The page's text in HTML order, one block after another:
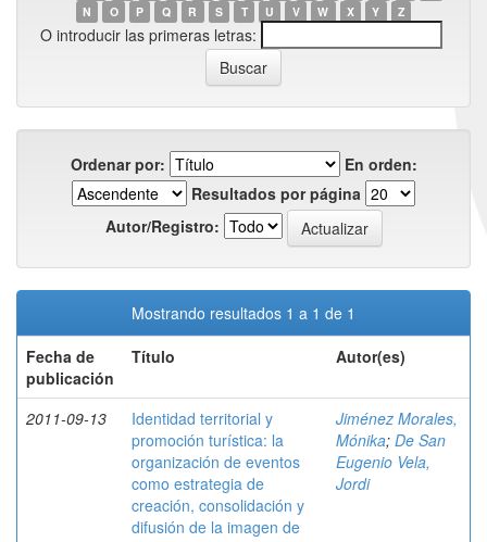
N
O P Q R S T U V W X Y Z
O introducir las primeras letras:
Ordenar por:
En orden:
Resultados por página
Autor/Registro:
Mostrando resultados 1 a 1 de 1
Fecha de
publicación
Título Autor(es)
2011-09-13
Identidad territorial y
promoción turística: la
organización de eventos
como estrategia de
creación, consolidación y
difusión de la imagen de
Jiménez Morales,
Mónika; De San
Eugenio Vela,
Jordi